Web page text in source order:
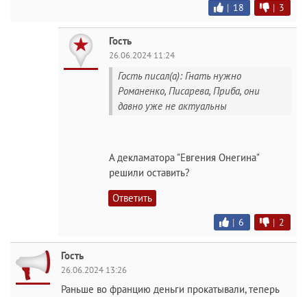
| 18 | 3
Гость
26.06.2024 11:24
Гость писал(а): Гнать нужно
Романенко, Писарева, Приба, они
давно уже не актуальны
А декламатора "Евгения Онегина"
решили оставить?
Ответить
| 6 | 2
Гость
26.06.2024 13:26
Раньше во францию деньги прокатывали, теперь